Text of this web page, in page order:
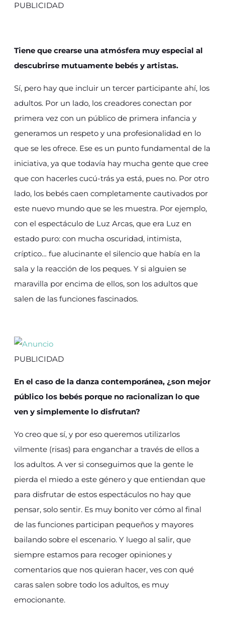
PUBLICIDAD
Tiene que crearse una atmósfera muy especial al
descubrirse mutuamente bebés y artistas.
Sí, pero hay que incluir un tercer participante ahí, los
adultos. Por un lado, los creadores conectan por
primera vez con un público de primera infancia y
generamos un respeto y una profesionalidad en lo
que se les ofrece. Ese es un punto fundamental de la
iniciativa, ya que todavía hay mucha gente que cree
que con hacerles cucú-trás ya está, pues no. Por otro
lado, los bebés caen completamente cautivados por
este nuevo mundo que se les muestra. Por ejemplo,
con el espectáculo de Luz Arcas, que era Luz en
estado puro: con mucha oscuridad, intimista,
críptico… fue alucinante el silencio que había en la
sala y la reacción de los peques. Y si alguien se
maravilla por encima de ellos, son los adultos que
salen de las funciones fascinados.
PUBLICIDAD
En el caso de la danza contemporánea, ¿son mejor
público los bebés porque no racionalizan lo que
ven y simplemente lo disfrutan?
Yo creo que sí, y por eso queremos utilizarlos
vilmente (risas) para enganchar a través de ellos a
los adultos. A ver si conseguimos que la gente le
pierda el miedo a este género y que entiendan que
para disfrutar de estos espectáculos no hay que
pensar, solo sentir. Es muy bonito ver cómo al final
de las funciones participan pequeños y mayores
bailando sobre el escenario. Y luego al salir, que
siempre estamos para recoger opiniones y
comentarios que nos quieran hacer, ves con qué
caras salen sobre todo los adultos, es muy
emocionante.